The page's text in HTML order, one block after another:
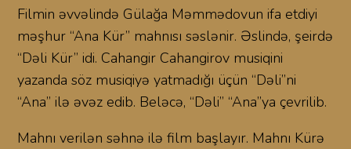
Filmin əvvəlində Gülağa Məmmədovun ifa etdiyi
məşhur “Ana Kür” mahnısı səslənir. Əslində, şeirdə
“Dəli Kür” idi. Cahangir Cahangirov musiqini
yazanda söz musiqiyə yatmadığı üçün “Dəli”ni
“Ana” ilə əvəz edib. Beləcə, “Dəli” “Ana”ya çevrilib.
Mahnı verilən səhnə ilə film başlayır. Mahnı Kürə